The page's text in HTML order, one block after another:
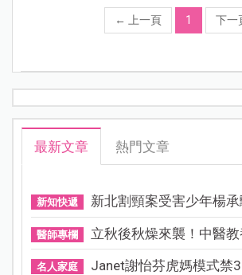
← 上一頁 1 下一
最新文章 熱門文章
新知快遞 新北割頸案受害少年楊承
醫師專欄 立秋後秋燥來襲！中醫教
名人家庭 Janet謝怡芬虎媽模式禁